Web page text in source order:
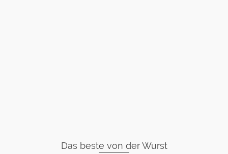
Das beste von der Wurst